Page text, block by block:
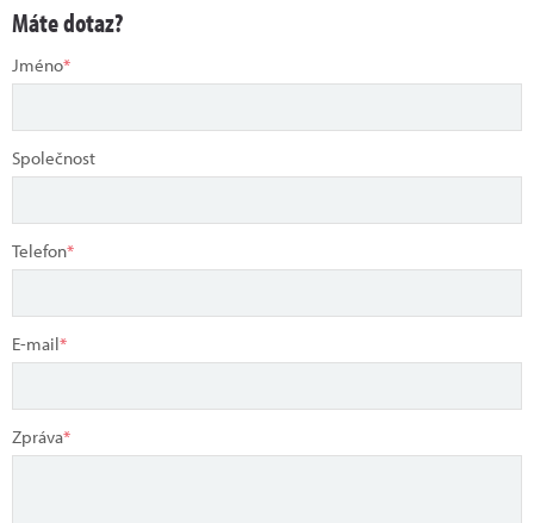
Máte dotaz?
Jméno*
Společnost
Telefon*
E-mail*
Zpráva*